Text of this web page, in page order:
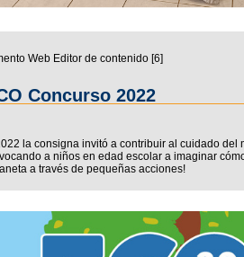
Web Editor de contenido ‭[6]‬
Concurso 2022
la consigna invitó a contribuir al cuidado
a niños en edad escolar a imaginar
a través de pequeñas acciones!